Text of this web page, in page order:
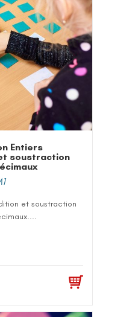
Entiers
soustraction
et soustraction